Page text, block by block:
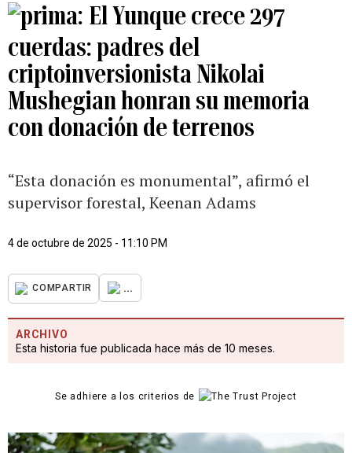
El Yunque crece 297
cuerdas: padres del
criptoinversionista Nikolai
Mushegian honran su memoria
con donación de terrenos
“Esta donación es monumental”, afirmó el
supervisor forestal, Keenan Adams
4 de octubre de 2025 - 11:10 PM
COMPARTIR ...
ARCHIVO
Esta historia fue publicada hace más de 10 meses.
Se adhiere a los criterios de